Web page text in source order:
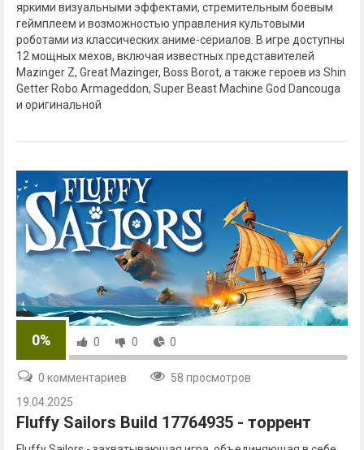
яркими визуальными эффектами, стремительным боевым
геймплеем и возможностью управления культовыми
роботами из классических аниме-сериалов. В игре доступны
12 мощных мехов, включая известных представителей
Mazinger Z, Great Mazinger, Boss Borot, а также героев из Shin
Getter Robo Armageddon, Super Beast Machine God Dancouga
и оригинальной
0% 0 0 0
0 комментариев
58 просмотров
19.04.2025
Fluffy Sailors Build 17764935 - торрент